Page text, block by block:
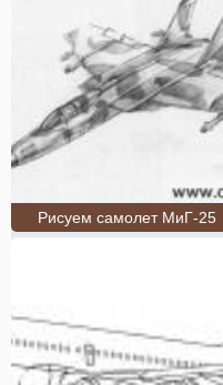
Рисуем самолет МиГ-25